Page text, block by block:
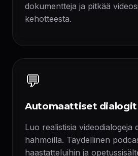
dokumentteja ja pitkää
kehotteesta.
💬
Automaattiset dialogit
Luo realistisia videodialogeja
hahmoilla. Täydellinen
haastatteluihin ja